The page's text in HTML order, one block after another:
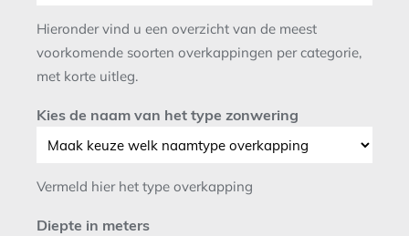
Hieronder vind u een overzicht van de meest
voorkomende soorten overkappingen per categorie,
met korte uitleg.
Kies de naam van het type zonwering
Vermeld hier het type overkapping
Diepte in meters